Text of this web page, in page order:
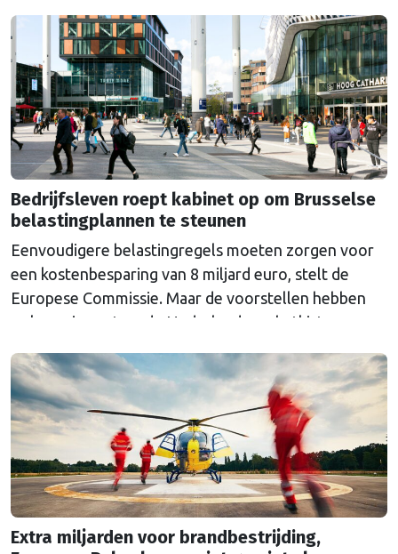
Bedrijfsleven roept kabinet op om Brusselse
belastingplannen te steunen
Eenvoudigere belastingregels moeten zorgen voor
een kostenbesparing van 8 miljard euro, stelt de
Europese Commissie. Maar de voorstellen hebben
ook een impact op de Nederlandse schatkist.
Extra miljarden voor brandbestrijding,